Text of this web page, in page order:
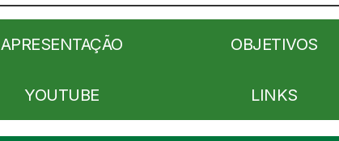
APRESENTAÇÃO OBJETIVOS
YOUTUBE LINKS